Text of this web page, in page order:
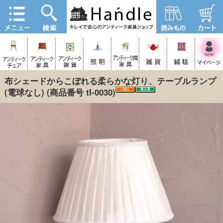
布シェードからこぼれる柔らかな灯り、テーブルランプ
(電球なし) (商品番号 tl-0030)